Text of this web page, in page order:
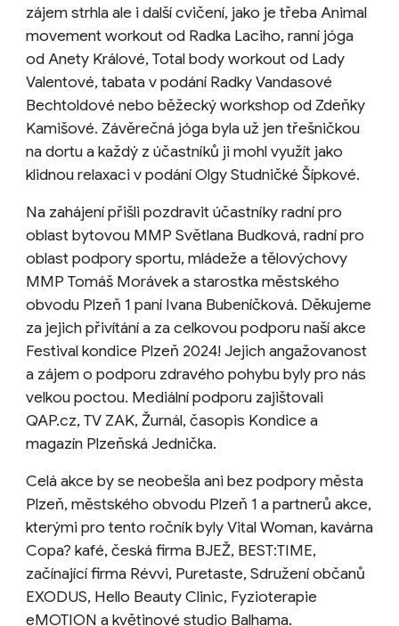
zájem strhla ale i další cvičení, jako je třeba Animal
movement workout od Radka Laciho, ranní jóga
od Anety Králové, Total body workout od Lady
Valentové, tabata v podání Radky Vandasové
Bechtoldové nebo běžecký workshop od Zdeňky
Kamišové. Závěrečná jóga byla už jen třešničkou
na dortu a každý z účastníků ji mohl využít jako
klidnou relaxaci v podání Olgy Studničké Šípkové.
Na zahájení přišli pozdravit účastníky radní pro
oblast bytovou MMP Světlana Budková, radní pro
oblast podpory sportu, mládeže a tělovýchovy
MMP Tomáš Morávek a starostka městského
obvodu Plzeň 1 paní Ivana Bubeníčková. Děkujeme
za jejich přivítání a za celkovou podporu naší akce
Festival kondice Plzeň 2024! Jejich angažovanost
a zájem o podporu zdravého pohybu byly pro nás
velkou poctou. Mediální podporu zajištovali
QAP.cz, TV ZAK, Žurnál, časopis Kondice a
magazín Plzeňská Jednička.
Celá akce by se neobešla ani bez podpory města
Plzeň, městského obvodu Plzeň 1 a partnerů akce,
kterými pro tento ročník byly Vital Woman, kavárna
Copa? kafé, česká firma BJEŽ, BEST:TIME,
začínající firma Révvi, Puretaste, Sdružení občanů
EXODUS, Hello Beauty Clinic, Fyzioterapie
eMOTION a květinové studio Balhama.